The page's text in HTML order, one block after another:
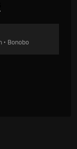
• Bonobo